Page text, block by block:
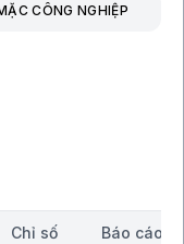
CÔNG NGHIỆP
Chỉ số Báo cáo